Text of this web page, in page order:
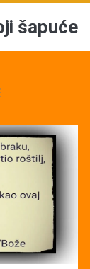
šapuće